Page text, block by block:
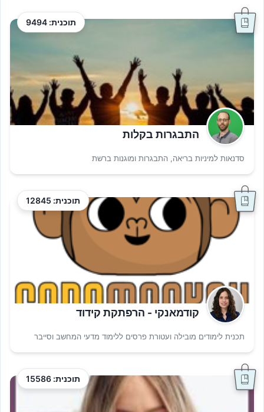
תוכנית: 9494
התבגרות בקלות
סדנאות למיניות בריאה, התבגרות ומוגנות ברשת
תוכנית: 12845
קודמאנקי - הרפתקת קידוד
תכנית לימודים מובילה ועטורת פרסים ללימוד מדעי המחשב וסייבר
תוכנית: 15586